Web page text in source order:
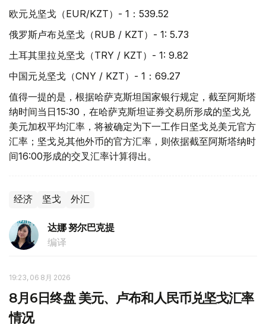
欧元兑坚戈（EUR/KZT）- 1：539.52
俄罗斯卢布兑坚戈（RUB / KZT）- 1: 5.73
土耳其里拉兑坚戈（TRY / KZT）- 1: 9.82
中国元兑坚戈（CNY / KZT）- 1：69.27
值得一提的是，根据哈萨克斯坦国家银行规定，截至阿斯塔
纳时间当日15:30，在哈萨克斯坦证券交易所形成的坚戈兑
美元加权平均汇率，将被确定为下一工作日坚戈兑美元官方
汇率；坚戈兑其他外币的官方汇率，则依据截至阿斯塔纳时
间16:00形成的交叉汇率计算得出。
经济 坚戈 外汇
达娜 努尔巴克提
编译
19:23, 06 8月 2026
8月6日终盘 美元、卢布和人民币兑坚戈汇率
情况